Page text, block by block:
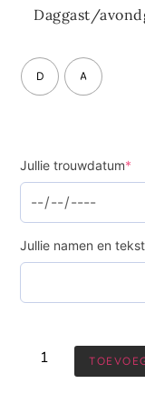
Daggast/
D A
Jullie trouwdatum*
Jullie namen en